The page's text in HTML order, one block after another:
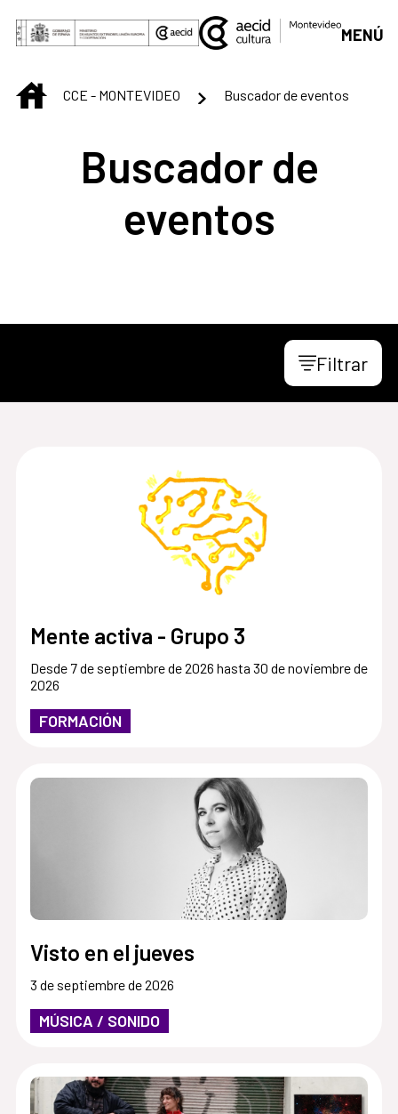
Saltar al contenido principal
MENÚ
INICIOCCE - MONTEVIDEO Buscador de eventos
Buscador de
eventos
Filtrar
Mente activa - Grupo 3
Desde 7 de septiembre de 2026 hasta 30 de noviembre de
2026
FORMACIÓN
Visto en el jueves
3 de septiembre de 2026
MÚSICA / SONIDO